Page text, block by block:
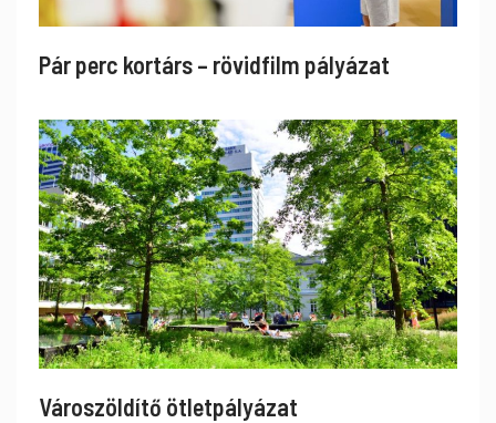
Pár perc kortárs – rövidfilm pályázat
Városzöldítő ötletpályázat